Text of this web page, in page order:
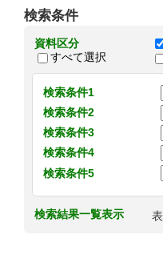
検索条件
資料区分
すべて選択
検索条件1
検索条件2
検索条件3
検索条件4
検索条件5
検索結果一覧表示